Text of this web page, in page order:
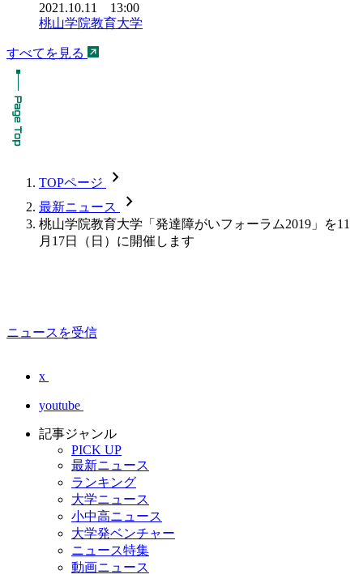
2021.10.11 13:00
桃山学院教育大学
すべてを見る
TOPページ chevron_forward
最新ニュース chevron_forward
桃山学院教育大学「発達障がいフォーラム2019」を11
月17日（日）に開催します
ニュースを受信
x
youtube
記事ジャンル
PICK UP
最新ニュース
ランキング
大学ニュース
小中高ニュース
大学発ベンチャー
ニュース特集
動画ニュース